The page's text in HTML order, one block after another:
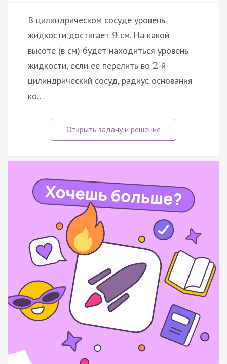
В цилиндрическом сосуде уровень
жидкости достигает 9 см. На какой
высоте (в см) будет находиться уровень
жидкости, если её перелить во 2-й
цилиндрический сосуд, радиус основания
ко…